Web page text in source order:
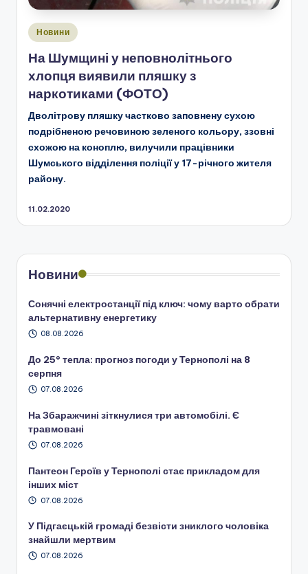
Опубліковано
Новини
На Шумщині у неповнолітнього
хлопця виявили пляшку з
наркотиками (ФОТО)
Дволітрову пляшку частково заповнену сухою
подрібненою речовиною зеленого кольору, ззовні
схожою на коноплю, вилучили працівники
Шумського відділення поліції у 17-річного жителя
району.
11.02.2020
Новини
Сонячні електростанції під ключ: чому варто обрати
альтернативну енергетику
08.08.2026
До 25° тепла: прогноз погоди у Тернополі на 8
серпня
07.08.2026
На Збаражчині зіткнулися три автомобілі. Є
травмовані
07.08.2026
Пантеон Героїв у Тернополі стає прикладом для
інших міст
07.08.2026
У Підгаєцькій громаді безвісти зниклого чоловіка
знайшли мертвим
07.08.2026